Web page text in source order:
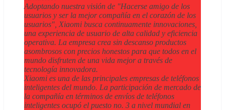
Adoptando nuestra visión de "Hacerse amigo de los
usuarios y ser la mejor compañía en el corazón de los
usuarios", Xiaomi busca continuamente innovaciones,
una experiencia de usuario de alta calidad y eficiencia
operativa. La empresa crea sin descanso productos
asombrosos con precios honestos para que todos en el
mundo disfruten de una vida mejor a través de
tecnología innovadora.
Xiaomi es una de las principales empresas de teléfonos
inteligentes del mundo. La participación de mercado de
la compañía en términos de envíos de teléfonos
inteligentes ocupó el puesto no. 3 a nivel mundial en